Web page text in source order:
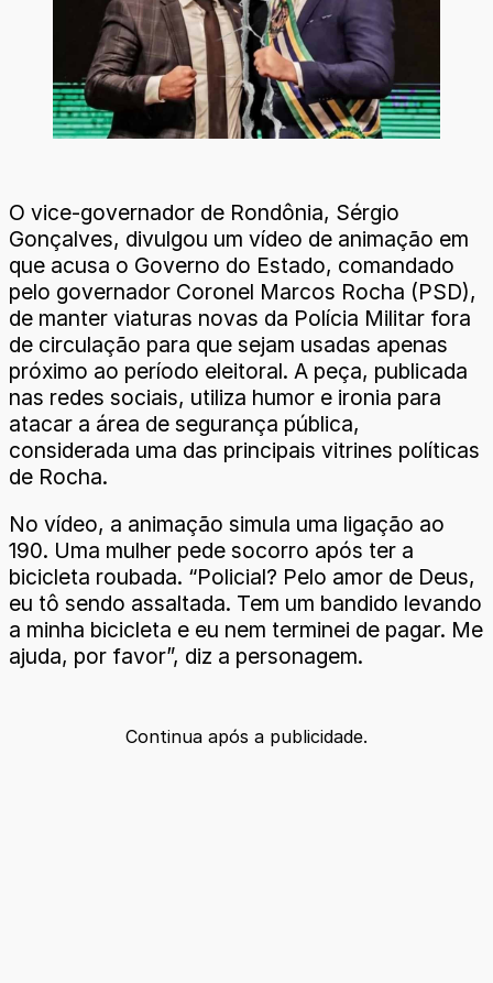
O vice-governador de Rondônia, Sérgio
Gonçalves, divulgou um vídeo de animação em
que acusa o Governo do Estado, comandado
pelo governador Coronel Marcos Rocha (PSD),
de manter viaturas novas da Polícia Militar fora
de circulação para que sejam usadas apenas
próximo ao período eleitoral. A peça, publicada
nas redes sociais, utiliza humor e ironia para
atacar a área de segurança pública,
considerada uma das principais vitrines políticas
de Rocha.
No vídeo, a animação simula uma ligação ao
190. Uma mulher pede socorro após ter a
bicicleta roubada. “Policial? Pelo amor de Deus,
eu tô sendo assaltada. Tem um bandido levando
a minha bicicleta e eu nem terminei de pagar. Me
ajuda, por favor”, diz a personagem.
Continua após a publicidade.